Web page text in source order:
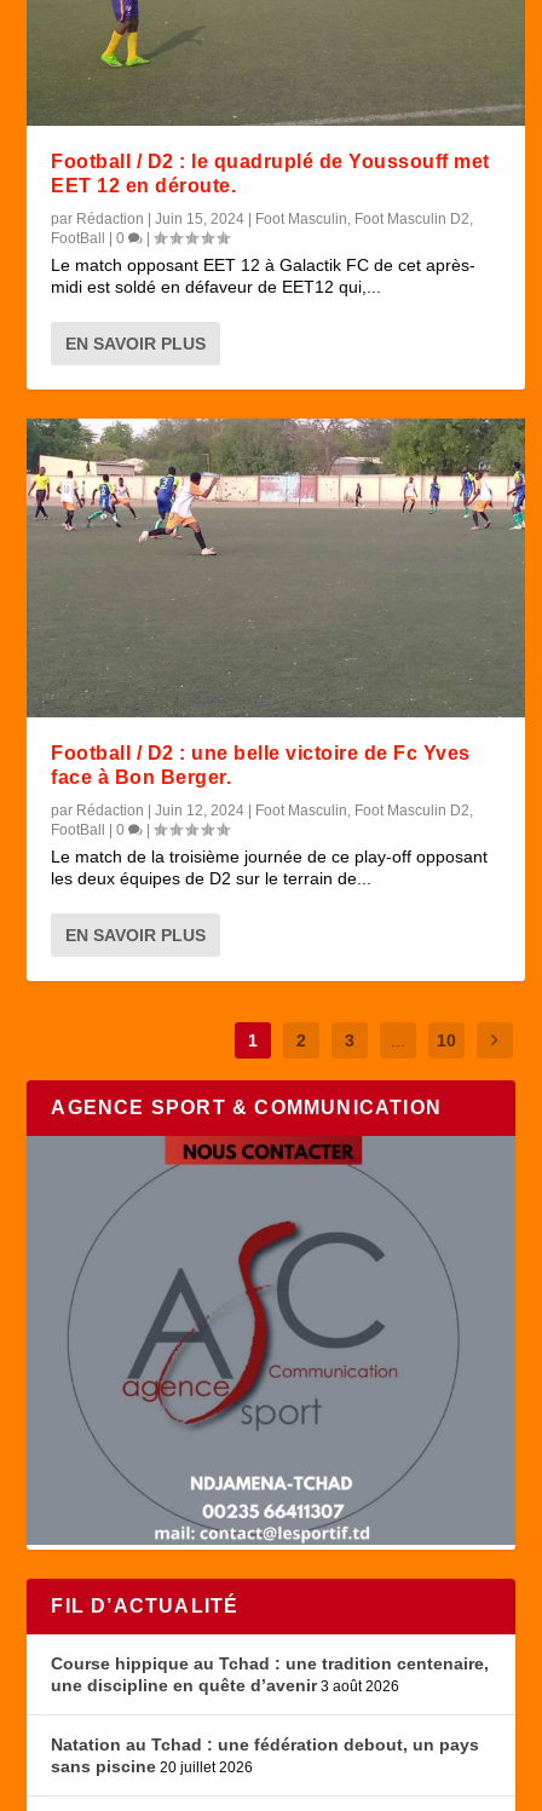
Football / D2 : le quadruplé de Youssouff met
EET 12 en déroute.
par Rédaction |Juin 15, 2024 Foot Masculin, Foot Masculin D2,
FootBall
|0 |
Le match opposant EET 12 à Galactik FC de cet après-
midi est soldé en défaveur de EET12 qui,...
EN SAVOIR PLUS
Football / D2 : une belle victoire de Fc Yves
face à Bon Berger.
par Rédaction |Juin 12, 2024 Foot Masculin, Foot Masculin D2,
FootBall
|0 |
Le match de la troisième journée de ce play-off opposant
les deux équipes de D2 sur le terrain de...
EN SAVOIR PLUS
1 2 3 10
AGENCE SPORT & COMMUNICATION
FIL D’ACTUALITÉ
Course hippique au Tchad : une tradition centenaire,
une discipline en quête d’avenir 3 août 2026
Natation au Tchad : une fédération debout, un pays
sans piscine 20 juillet 2026